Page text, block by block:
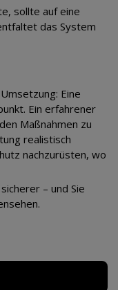
sollte auf eine
das System
Eine
Ein erfahrener
Maßnahmen zu
realistisch
nachzurüsten, wo
– und Sie